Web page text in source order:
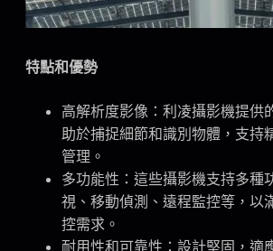
特點和優勢
高解析度影像：利凌攝影機提供
助於捕捉細節和識別物體，支持
管理。
多功能性：這些攝影機支持多種
視、移動偵測、遠程監控等，以
控需求。
耐用性和可靠性：設計堅固，適